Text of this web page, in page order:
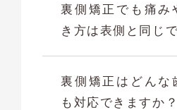
裏側矯正でも痛み
き方は表側と同じ
裏側矯正はどんな
も対応できますか？